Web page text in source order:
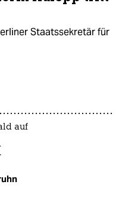
Staatssekretär für
auf